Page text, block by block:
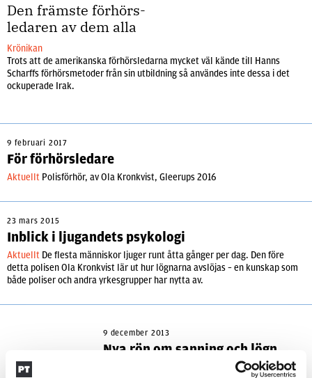
Den främste förhörs-
ledaren av dem alla
Krönikan
Trots att de amerikanska förhörsledarna mycket väl kände till Hanns
Scharffs förhörsmetoder från sin utbildning så användes inte dessa i det
ockuperade Irak.
9 februari 2017
För förhörsledare
Aktuellt Polisförhör, av Ola Kronkvist, Gleerups 2016
23 mars 2015
Inblick i ljugandets psykologi
Aktuellt De flesta människor ljuger runt åtta gånger per dag. Den före
detta polisen Ola Kronkvist lär ut hur lögnarna avslöjas – en kunskap som
både poliser och andra yrkesgrupper har nytta av.
9 december 2013
Nya rön om sanning och lögn